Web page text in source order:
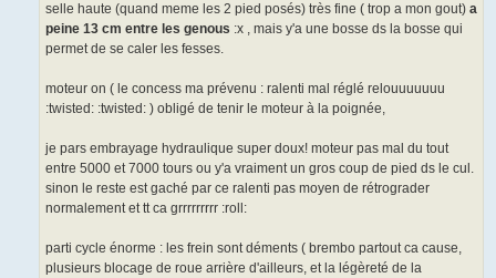
selle haute (quand meme les 2 pied posés) très fine ( trop a mon gout) a
peine 13 cm entre les genous :x , mais y'a une bosse ds la bosse qui
permet de se caler les fesses.
moteur on ( le concess ma prévenu : ralenti mal réglé relouuuuuuu
:twisted: :twisted: ) obligé de tenir le moteur à la poignée,
je pars embrayage hydraulique super doux! moteur pas mal du tout
entre 5000 et 7000 tours ou y'a vraiment un gros coup de pied ds le cul.
sinon le reste est gaché par ce ralenti pas moyen de rétrograder
normalement et tt ca grrrrrrrrr :roll:
parti cycle énorme : les frein sont déments ( brembo partout ca cause,
plusieurs blocage de roue arrière d'ailleurs, et la légèreté de la